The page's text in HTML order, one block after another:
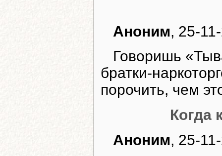
Аноним, 25-
Говоришь
братки-
порочить, чем
Когда
Аноним, 25-